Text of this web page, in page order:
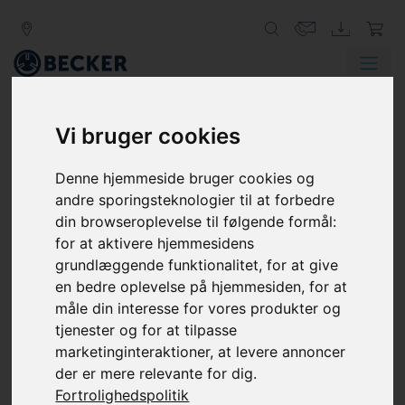
Vi bruger cookies
Denne hjemmeside bruger cookies og
andre sporingsteknologier til at forbedre
din browseroplevelse til følgende formål:
for at aktivere hjemmesidens
grundlæggende funktionalitet,for at give
en bedre oplevelse på hjemmesiden,for at
måle din interesse for vores produkter og
tjenester og for at tilpasse
marketinginteraktioner,at levere annoncer
der er mere relevante for dig.
Fortrolighedspolitik
EVAKUERING
VAKUUMPUMPER FOR HURTIG
EVAKUERING
Hvornår end en hurtig evakuering af et volume er
påkrævet, vakuumpumper fra Becker udtrækker luft
eller gas fra et kammer eller beholder.